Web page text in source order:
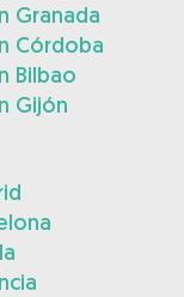
Granada
Córdoba
Bilbao
Gijón